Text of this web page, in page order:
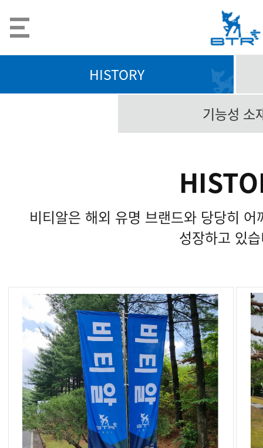
HISTORY
기능성 소
비티알은 해외 유명 브랜드와 당당히
성장하고 있